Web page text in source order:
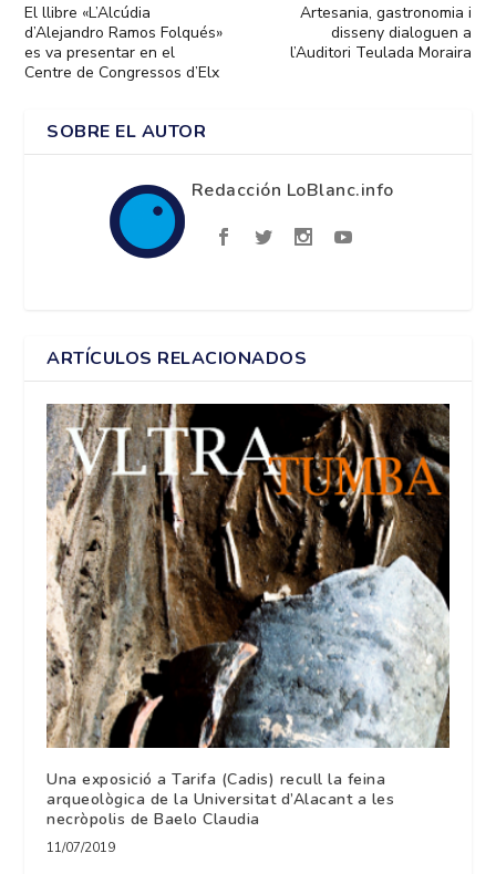
El llibre «L’Alcúdia
d’Alejandro Ramos Folqués»
es va presentar en el
Centre de Congressos d’Elx
Artesania, gastronomia i
disseny dialoguen a
l’Auditori Teulada Moraira
SOBRE EL AUTOR
Redacción LoBlanc.info
ARTÍCULOS RELACIONADOS
Una exposició a Tarifa (Cadis) recull la feina
arqueològica de la Universitat d’Alacant a les
necròpolis de Baelo Claudia
11/07/2019